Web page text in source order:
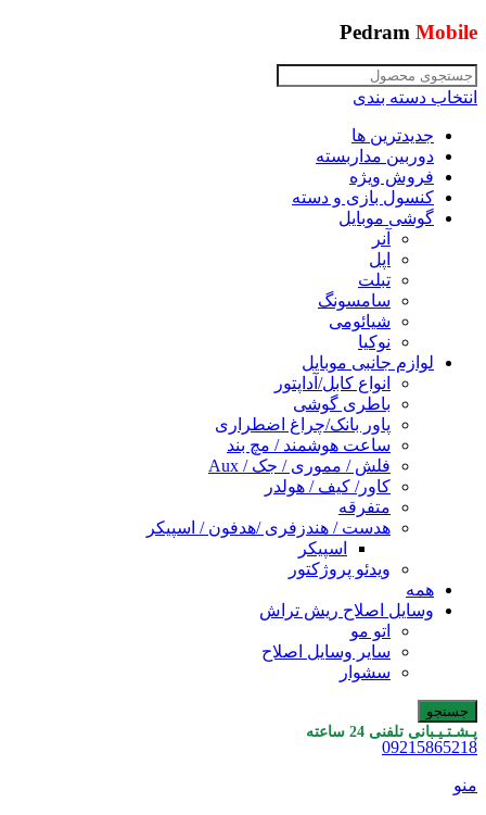
Pedram Mobile
انتخاب دسته بندی
جدیدترین ها
دوربین مداربسته
فروش ویژه
کنسول بازی و دسته
گوشی موبایل
آنر
اپل
تبلت
سامسونگ
شیائومی
نوکیا
لوازم جانبی موبایل
انواع کابل/آداپتور
باطری گوشی
پاور بانک/چراغ اضطراری
ساعت هوشمند / مچ بند
فلش / مموری / جک / Aux
کاور/ کیف / هولدر
متفرقه
هدست / هندزفری /هدفون / اسپیکر
اسپیکر
ویدئو پروژکتور
همه
وسایل اصلاح ریش تراش
اتو مو
سایر وسایل اصلاح
سشوار
جستجو
پـشـتـیـبانی تلفنی 24 ساعته
09215865218
منو